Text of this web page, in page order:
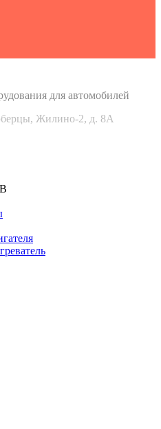
для автомобилей
Жилино-2, д. 8A